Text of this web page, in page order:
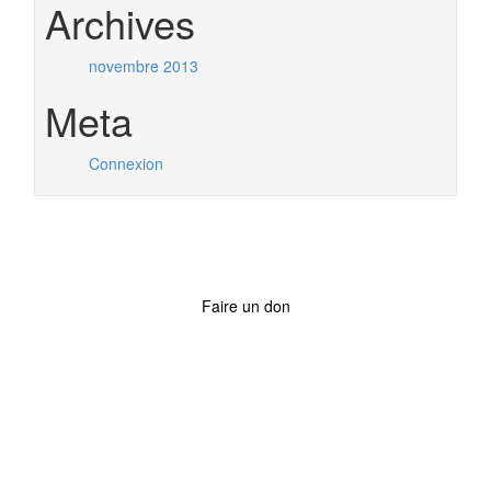
Archives
novembre 2013
Meta
Connexion
Faire un don